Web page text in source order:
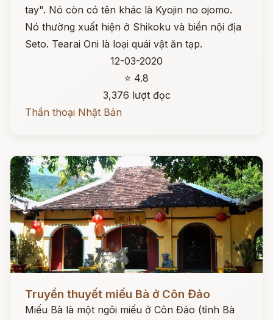
tay". Nó còn có tên khác là Kyojin no ojomo.
Nó thường xuất hiện ở Shikoku và biển nội địa
Seto. Tearai Oni là loại quái vật ăn tạp.
12-03-2020
⭐ 4.8
3,376 lượt đọc
Thần thoại Nhật Bản
Đọc ngay
Truyền thuyết miếu Bà ở Côn Đảo
Miếu Bà là một ngôi miếu ở Côn Đảo (tỉnh Bà